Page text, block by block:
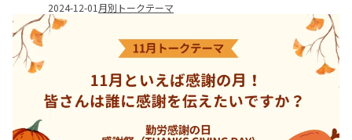
2024-12-01 月別トークテーマ